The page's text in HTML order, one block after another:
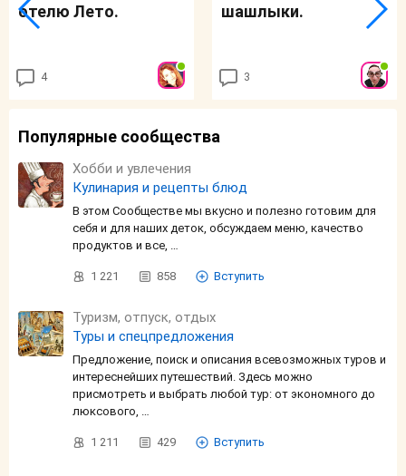
отелю Лето.
4
шашлыки.
3
Популярные сообщества
Хобби и увлечения
Кулинария и рецепты блюд
В этом Сообществе мы вкусно и полезно готовим для
себя и для наших деток, обсуждаем меню, качество
продуктов и все, …
1 221 858 Вступить
Туризм, отпуск, отдых
Туры и спецпредложения
Предложение, поиск и описания всевозможных туров и
интереснейших путешествий. Здесь можно
присмотреть и выбрать любой тур: от экономного до
люксового, …
1 211 429 Вступить